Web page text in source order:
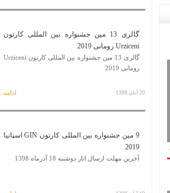
گالری 13 مین جشنواره بین المللی کارتون
Urziceni رومانی 2019
گالری 13 مین جشنواره بین المللی کارتون Urziceni
رومانی 2019
20 آبان 1398 ادامه...
9 مین جشنواره بین المللی کارتون GIN اسپانیا
2019
آخرین مهلت ارسال اثار دوشنبه 18 آذرماه 1398